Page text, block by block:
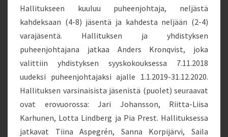
Hallitukseen kuuluu puheenjohtaja, neljästä
kahdeksaan (4-8) jäsentä ja kahdesta neljään (2-4)
varajäsentä. Hallituksen ja yhdistyksen
puheenjohtajana jatkaa Anders Kronqvist, joka
valittiin yhdistyksen syyskokouksessa 7.11.2018
uudeksi puheenjohtajaksi ajalle 1.1.2019-31.12.2020.
Hallituksen varsinaisista jäsenistä (puolet) seuraavat
ovat erovuorossa: Jari Johansson, Riitta-Liisa
Karhunen, Lotta Lindberg ja Pia Prest. Hallituksessa
jatkavat Tiina Aspegrén, Sanna Korpijärvi, Saila